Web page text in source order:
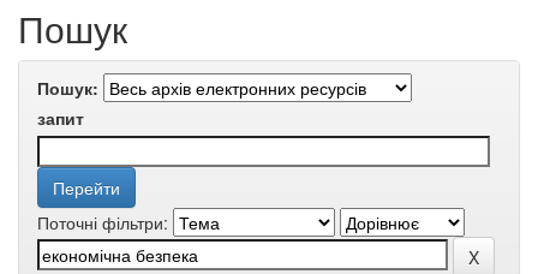
Пошук
Пошук:
запит
Поточні фільтри: